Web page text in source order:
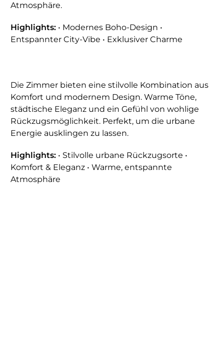
Atmosphäre.
Highlights: • Modernes Boho-Design •
Entspannter City-Vibe • Exklusiver Charme
Die Zimmer bieten eine stilvolle Kombination aus
Komfort und modernem Design. Warme Töne,
städtische Eleganz und ein Gefühl von wohlige
Rückzugsmöglichkeit. Perfekt, um die urbane
Energie ausklingen zu lassen.
Highlights: • Stilvolle urbane Rückzugsorte •
Komfort & Eleganz • Warme, entspannte
Atmosphäre